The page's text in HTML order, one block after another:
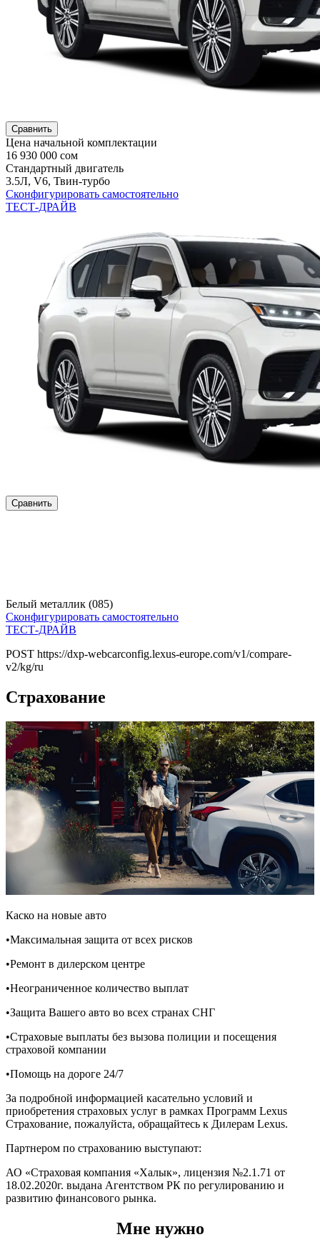
Сравнить
Цена начальной комплектации
16 930 000 сом
Стандартный двигатель
3.5Л, V6, Твин-турбо
Сконфигурировать самостоятельно
ТЕСТ-ДРАЙВ
Сравнить
Белый металлик (085)
Сконфигурировать самостоятельно
ТЕСТ-ДРАЙВ
POST https://dxp-webcarconfig.lexus-europe.com/v1/compare-
v2/kg/ru
Страхование
Каско на новые авто
•Максимальная защита от всех рисков
•Ремонт в дилерском центре
•Неограниченное количество выплат
•Защита Вашего авто во всех странах СНГ
•Страховые выплаты без вызова полиции и посещения
страховой компании
•Помощь на дороге 24/7
За подробной информацией касательно условий и
приобретения страховых услуг в рамках Программ Lexus
Страхование, пожалуйста, обращайтесь к Дилерам Lexus.
Партнером по страхованию выступают:
АО «Страховая компания «Халык», лицензия №2.1.71 от
18.02.2020г. выдана Агентством РК по регулированию и
развитию финансового рынка.
Мне нужно